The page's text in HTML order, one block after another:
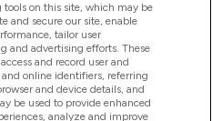
tools on this site, which may be
and secure our site, enable
tailor user
and advertising efforts. These
and record user and
online identifiers, referring
and device details, and
be used to provide enhanced
analyze and improve